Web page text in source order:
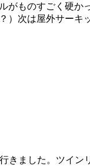
ものすごく硬か
次は屋外サーキ
きました。ツイ